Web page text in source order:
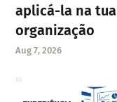
aplicá-la na tua
organização
Aug 7, 2026